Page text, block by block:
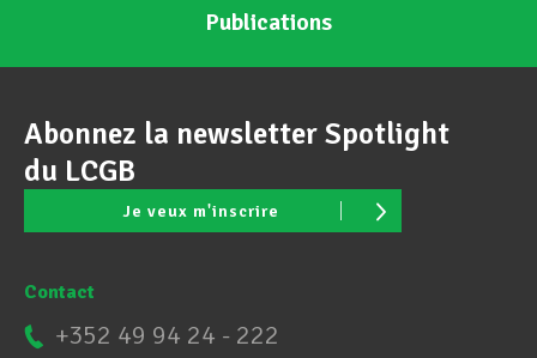
Publications
Abonnez la newsletter Spotlight
du LCGB
Je veux m'inscrire
Contact
+352 49 94 24 - 222